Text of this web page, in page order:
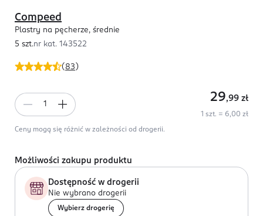
( 83 )
Compeed
Plastry na pęcherze, średnie
5 szt.nr kat. 143522
29,99 zł
1 szt. = 6,00 zł
Ceny mogą się różnić w zależności od drogerii.
Możliwości zakupu produktu
Dostępność w drogerii
Nie wybrano drogerii
Wybierz drogerię